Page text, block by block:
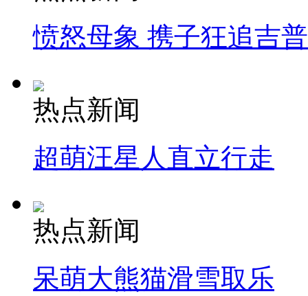
愤怒母象 携子狂追吉
热点新闻
超萌汪星人直立行走
热点新闻
呆萌大熊猫滑雪取乐